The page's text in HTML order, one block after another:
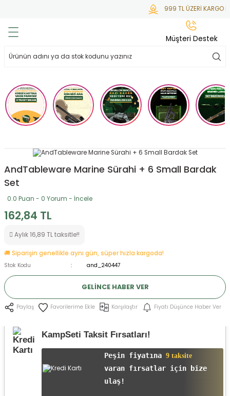
999 TL ÜZERİ KARGO
Mermisi
AndTableware Marine Sürahi + 6 Small Bardak
Set
0.0 Puan - 0 Yorum - İncele
162,84 TL
Aylık 16,89 TL taksitle!!
🚚 Siparişin genellikle aynı gün, süper hızla kargoda!
Stok Kodu and_240447
GELINCE HABER VER
Paylaş Karşılaştır Fiyatı Düşünce Haber Ver
KampSeti Taksit Fırsatları!
Peşin fiyatına 9 taksite
varan fırsatlar için bize
ulaş!